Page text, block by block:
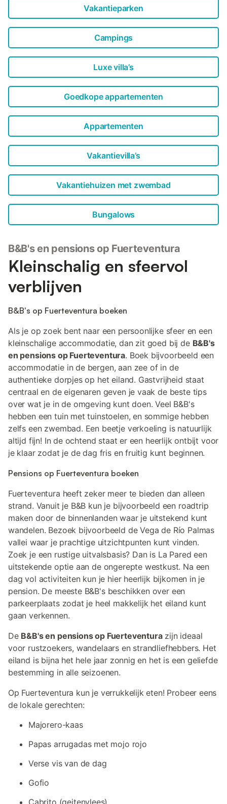
Vakantieparken
Campings
Luxe villa’s
Goedkope appartementen
Appartementen
Vakantievilla’s
Vakantiehuizen met zwembad
Bungalows
B&B's en pensions op Fuerteventura
Kleinschalig en sfeervol
verblijven
B&B's op Fuerteventura boeken
Als je op zoek bent naar een persoonlijke sfeer en een
kleinschalige accommodatie, dan zit goed bij de B&B's
en pensions op Fuerteventura. Boek bijvoorbeeld een
accommodatie in de bergen, aan zee of in de
authentieke dorpjes op het eiland. Gastvrijheid staat
centraal en de eigenaren geven je vaak de beste tips
over wat je in de omgeving kunt doen. Veel B&B's
hebben een tuin met tuinstoelen, en sommige hebben
zelfs een zwembad. Een beetje verkoeling is natuurlijk
altijd fijn! In de ochtend staat er een heerlijk ontbijt voor
je klaar zodat je de dag fris en fruitig kunt beginnen.
Pensions op Fuerteventura boeken
Fuerteventura heeft zeker meer te bieden dan alleen
strand. Vanuit je B&B kun je bijvoorbeeld een roadtrip
maken door de binnenlanden waar je uitstekend kunt
wandelen. Bezoek bijvoorbeeld de Vega de Río Palmas
vallei waar je prachtige uitzichtpunten kunt vinden.
Zoek je een rustige uitvalsbasis? Dan is La Pared een
uitstekende optie aan de ongerepte westkust. Na een
dag vol activiteiten kun je hier heerlijk bijkomen in je
pension. De meeste B&B's beschikken over een
parkeerplaats zodat je heel makkelijk het eiland kunt
gaan verkennen.
De B&B's en pensions op Fuerteventurazijn ideaal
voor rustzoekers, wandelaars en strandliefhebbers. Het
eiland is bijna het hele jaar zonnig en het is een geliefde
bestemming in alle seizoenen.
Op Fuerteventura kun je verrukkelijk eten! Probeer eens
de lokale gerechten:
Majorero-kaas
Papas arrugadas met mojo rojo
Verse vis van de dag
Gofio